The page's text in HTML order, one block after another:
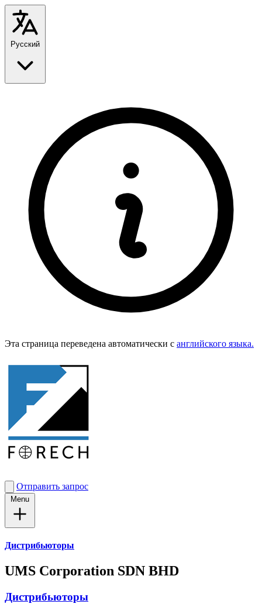
Эта страница переведена автоматически с английского языка.
Отправить запрос
Дистрибьюторы
UMS Corporation SDN BHD
Дистрибьюторы